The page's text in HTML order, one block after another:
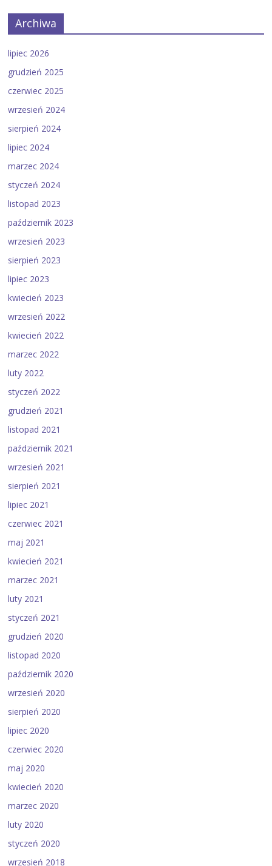
Archiwa
lipiec 2026
grudzień 2025
czerwiec 2025
wrzesień 2024
sierpień 2024
lipiec 2024
marzec 2024
styczeń 2024
listopad 2023
październik 2023
wrzesień 2023
sierpień 2023
lipiec 2023
kwiecień 2023
wrzesień 2022
kwiecień 2022
marzec 2022
luty 2022
styczeń 2022
grudzień 2021
listopad 2021
październik 2021
wrzesień 2021
sierpień 2021
lipiec 2021
czerwiec 2021
maj 2021
kwiecień 2021
marzec 2021
luty 2021
styczeń 2021
grudzień 2020
listopad 2020
październik 2020
wrzesień 2020
sierpień 2020
lipiec 2020
czerwiec 2020
maj 2020
kwiecień 2020
marzec 2020
luty 2020
styczeń 2020
wrzesień 2018